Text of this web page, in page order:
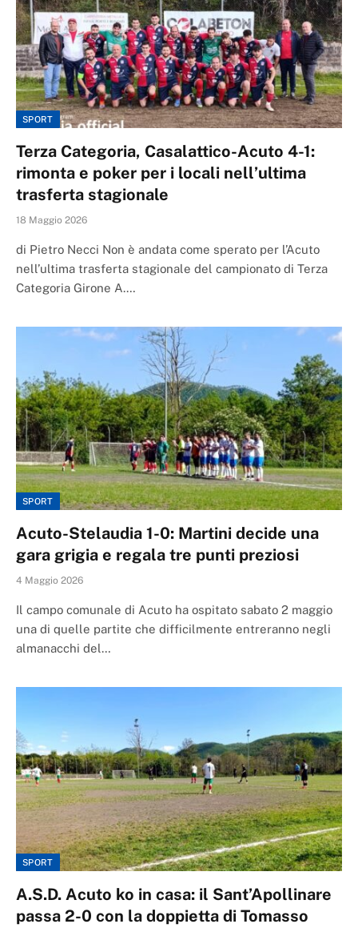
SPORT
Terza Categoria, Casalattico-Acuto 4-1:
rimonta e poker per i locali nell’ultima
trasferta stagionale
18 Maggio 2026
di Pietro Necci Non è andata come sperato per l’Acuto
nell’ultima trasferta stagionale del campionato di Terza
Categoria Girone A.…
SPORT
Acuto-Stelaudia 1-0: Martini decide una
gara grigia e regala tre punti preziosi
4 Maggio 2026
Il campo comunale di Acuto ha ospitato sabato 2 maggio
una di quelle partite che difficilmente entreranno negli
almanacchi del…
SPORT
A.S.D. Acuto ko in casa: il Sant’Apollinare
passa 2-0 con la doppietta di Tomasso